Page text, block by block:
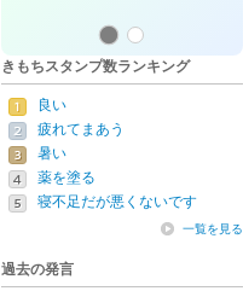
きもちスタンプ数ランキング
良い
疲れてまあう
暑い
薬を塗る
寝不足だが悪くないです
一覧を見る
過去の発言